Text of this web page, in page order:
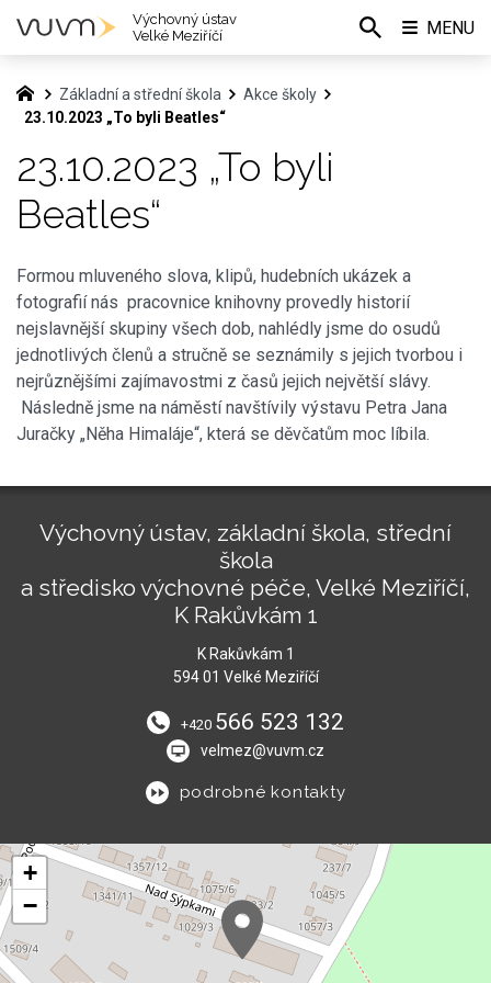
Základní a střední škola
Akce školy
23.10.2023 „To byli Beatles“
23.10.2023 „To byli
Beatles“
Formou mluveného slova, klipů, hudebních ukázek a
fotografií nás pracovnice knihovny provedly historií
nejslavnější skupiny všech dob, nahlédly jsme do osudů
jednotlivých členů a stručně se seznámily s jejich tvorbou i
nejrůznějšími zajímavostmi z časů jejich největší slávy.
Následně jsme na náměstí navštívily výstavu Petra Jana
Juračky „Něha Himaláje“, která se děvčatům moc líbila.
Výchovný ústav, základní škola, střední
škola
a středisko výchovné péče, Velké Meziříčí,
K Rakůvkám 1
K Rakůvkám 1
594 01 Velké Meziříčí
+420 566 523 132
velmez@vuvm.cz
podrobné kontakty
+
−
Výchovný ústav
Velké Meziříčí
MENU